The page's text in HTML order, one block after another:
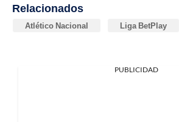
Relacionados
Atlético Nacional Liga BetPlay
PUBLICIDAD